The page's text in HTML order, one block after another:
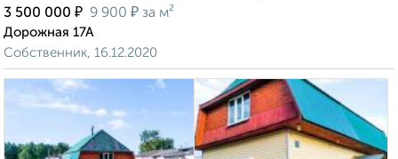
3 500 000 ₽ 9 900 ₽ за м²
Дорожная 17А
Собственник, 16.12.2020